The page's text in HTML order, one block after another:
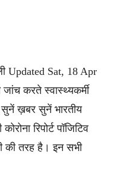
Updated Sat, 18 Apr
करते स्वास्थ्यकर्मी
ख़बर सुनें भारतीय
रिपोर्ट पॉजिटिव
की तरह है। इन सभी